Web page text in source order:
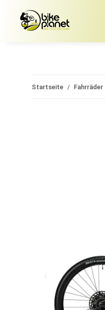
Startseite Fahrräder